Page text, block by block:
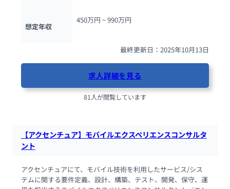
想定年収
450万円 ~ 990万円
最終更新日：2025年10月13日
求人詳細を見る
81人が閲覧しています
【アクセンチュア】モバイルエクスペリエンスコンサルタ
ント
アクセンチュアにて、モバイル技術を利用したサービス/シス
テムに関する要件定義、設計、構築、テスト、開発、保守、運